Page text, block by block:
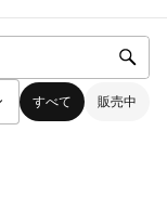
すべて 販売中